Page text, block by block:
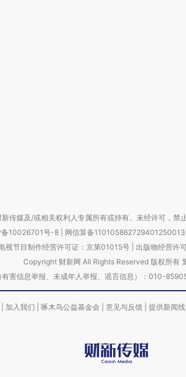
传媒及/或相关权利人专属所有或持有。未经许可，禁
备10026701号-8 网信算备
视节目制作经营许可证：京第01015号| 出版物经营许
Copyright 财新网 All Rights Reserved 版权所有
有害信息举报、未成年人举报、谣言信息）：010-
加入我们 啄木鸟公益基金会 意见与反馈 提供新闻